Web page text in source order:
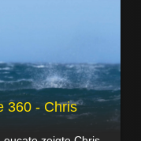
360 - Chris